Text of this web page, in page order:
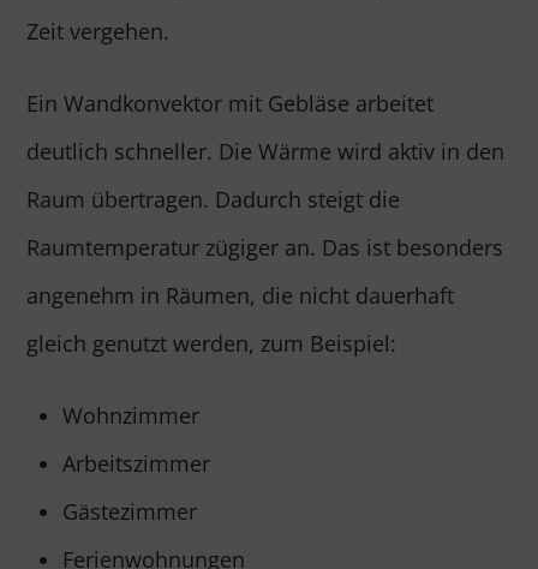
Zeit vergehen.
Ein Wandkonvektor mit Gebläse arbeitet
deutlich schneller. Die Wärme wird aktiv in den
Raum übertragen. Dadurch steigt die
Raumtemperatur zügiger an. Das ist besonders
angenehm in Räumen, die nicht dauerhaft
gleich genutzt werden, zum Beispiel:
Wohnzimmer
Arbeitszimmer
Gästezimmer
Ferienwohnungen